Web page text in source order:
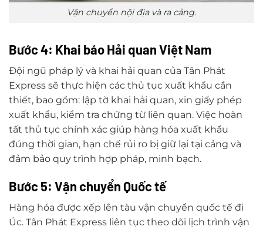
Vận chuyển nội địa và ra cảng.
Bước 4: Khai báo Hải quan Việt Nam
Đội ngũ pháp lý và khai hải quan của Tân Phát
Express sẽ thực hiện các thủ tục xuất khẩu cần
thiết, bao gồm: lập tờ khai hải quan, xin giấy phép
xuất khẩu, kiểm tra chứng từ liên quan. Việc hoàn
tất thủ tục chính xác giúp hàng hóa xuất khẩu
đúng thời gian, hạn chế rủi ro bị giữ lại tại cảng và
đảm bảo quy trình hợp pháp, minh bạch.
Bước 5: Vận chuyển Quốc tế
Hàng hóa được xếp lên tàu vận chuyển quốc tế đi
Úc. Tân Phát Express liên tục theo dõi lịch trình vận